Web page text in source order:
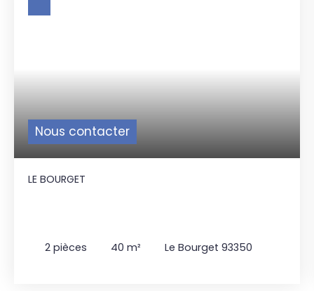
Nous contacter
LE BOURGET
2 pièces 40 m² Le Bourget 93350